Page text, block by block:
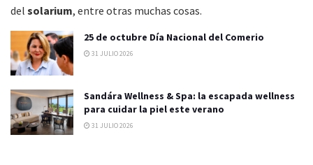
del solarium, entre otras muchas cosas.
25 de octubre Día Nacional del Comerio
31 JULIO 2026
Sandára Wellness & Spa: la escapada wellness
para cuidar la piel este verano
31 JULIO 2026